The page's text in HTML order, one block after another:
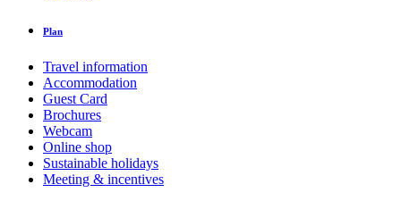
Plan
Travel information
Accommodation
Guest Card
Brochures
Webcam
Online shop
Sustainable holidays
Meeting & incentives